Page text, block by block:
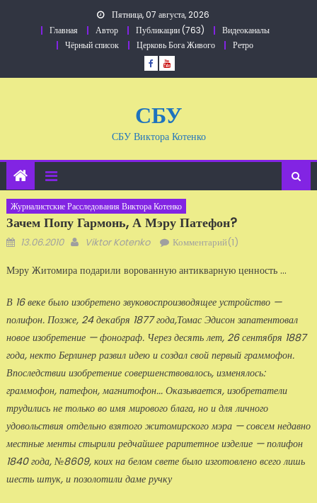
Пятница, 07 августа, 2026
Главная
Автор Публикации (763)
Видеоканалы
Чёрный список
Церковь Бога Живого Ретро
СБУ
СБУ Виктора Котенко
Журналистские Расследования Виктора Котенко
Зачем Попу Гармонь, А Мэру Патефон?
Добавлено
13.06.2010 Автор
Viktor Kotenko Комментарий(1)
Мэру Житомира подарили ворованную антикварную ценность ...
В 16 веке было изобретено звуковоспроизводящее устройство —
полифон. Позже, 24 декабря 1877 года,Томас Эдисон запатентовал
новое изобретение — фонограф. Через десять лет, 26 сентября 1887
года, некто Берлинер развил идею и создал свой первый граммофон.
Впоследствии изобретение совершенствовалось, изменялось:
граммофон, патефон, магнитофон... Оказывается, изобретатели
трудились не только во имя мирового блага, но и для личного
удовольствия отдельно взятого житомирского мэра — совсем недавно
местные менты стырили редчайшее раритетное изделие — полифон
1840 года, №8609, коих на белом свете было изготовлено всего лишь
шесть штук, и позолотили даме ручку